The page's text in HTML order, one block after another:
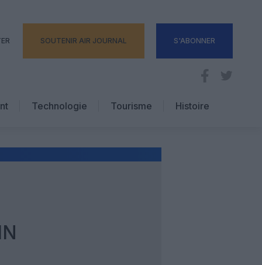
SOUTENIR AIR JOURNAL S'ABONNER
Technologie
Tourisme
Hôtellerie
Histoire